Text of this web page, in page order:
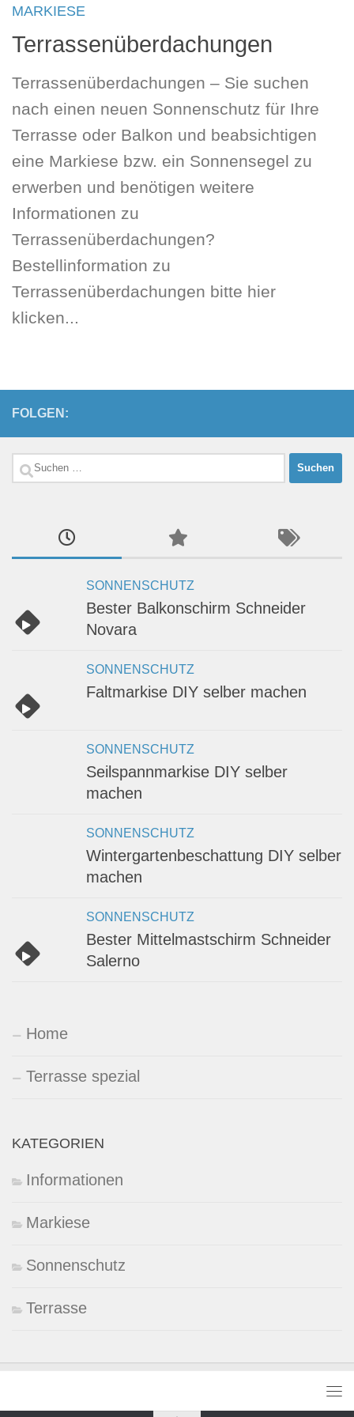
MARKIESE
Terrassenüberdachungen
Terrassenüberdachungen – Sie suchen
nach einen neuen Sonnenschutz für Ihre
Terrasse oder Balkon und beabsichtigen
eine Markiese bzw. ein Sonnensegel zu
erwerben und benötigen weitere
Informationen zu
Terrassenüberdachungen?
Bestellinformation zu
Terrassenüberdachungen bitte hier
klicken...
FOLGEN:
Suchen
SONNENSCHUTZ
Bester Balkonschirm Schneider
Novara
SONNENSCHUTZ
Faltmarkise DIY selber machen
SONNENSCHUTZ
Seilspannmarkise DIY selber
machen
SONNENSCHUTZ
Wintergartenbeschattung DIY selber
machen
SONNENSCHUTZ
Bester Mittelmastschirm Schneider
Salerno
Home
Terrasse spezial
KATEGORIEN
Informationen
Markiese
Sonnenschutz
Terrasse